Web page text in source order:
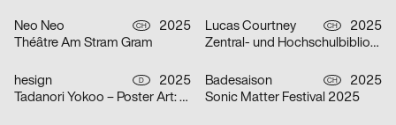
Neo Neo CH
2025
Théâtre Am Stram Gram
Lucas Courtney CH
2025
Zentral- und Hochschulbibliothek Luzern
hesign D
2025
Tadanori Yokoo – Poster Art: Original Posters from 1965 – 2025
Badesaison CH
2025
Sonic Matter Festival 2025